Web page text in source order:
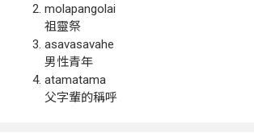
molapangolai
祖靈祭
asavasavahe
男性青年
atamatama
父字輩的稱呼